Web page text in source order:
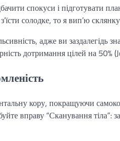
спокуси і підготувати
солодке, то я вип’ю склянку
адже ви заздалегідь
дотримання цілей на
кору, покращуючи
вправу “Сканування тіла”: